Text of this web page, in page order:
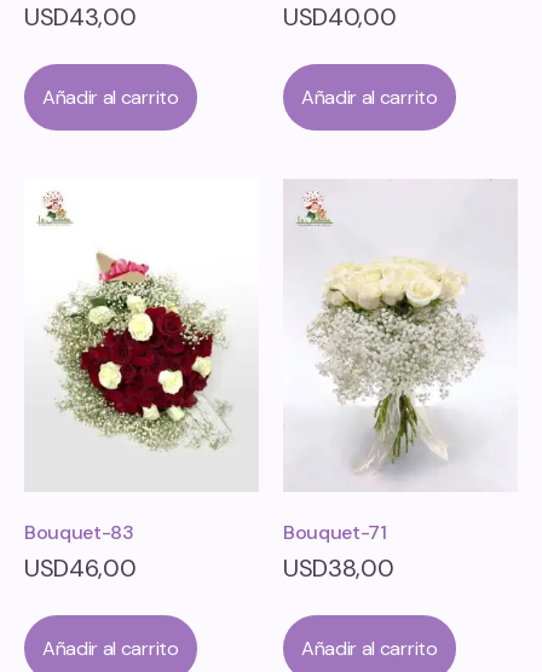
USD43,00
Añadir al carrito
USD40,00
Añadir al carrito
Bouquet-83
USD46,00
Añadir al carrito
Bouquet-71
USD38,00
Añadir al carrito